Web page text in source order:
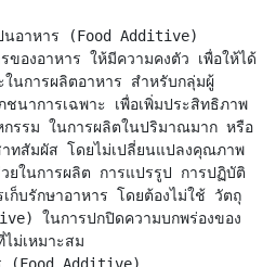
นอาหาร (Food Additive)
ของอาหาร ให้มีความคงตัว เพื่อให้ได้
ในการผลิตอาหาร สำหรับกลุ่มผู้
นาการเฉพาะ เพื่อเพิ่มประสิทธิภาพ
รรม ในการผลิตในปริมาณมาก หรือ
ทสัมผัส โดยไม่เปลี่ยนแปลงคุณภาพ
ยในการผลิต การแปรรูป การปฏิบัติ
ก็บรักษาอาหาร โดยต้องไม่ใช้ วัตถุ
ในการปกปิดความบกพร่องของ
ม่เหมาะสม
ร (Food Additive)